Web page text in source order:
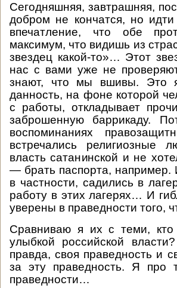
Сегодняшняя, завтрашняя,
добром не кончатся, но
впечатление, что обе
максимум, что видишь из
звездец какой-то»… Этот
нас с вами уже не
знают, что мы вшивы. Это я
данность, на фоне которой
с работы, откладывает
заброшенную баррикаду.
воспоминаниях
встречались религиозные
власть сатанинской и не
— брать паспорта, например.
в частности, садились в
работу в этих лагерях… И
уверены в праведности того,
Сравниваю я их с теми, кто
улыбкой российской
правда, своя праведность и
за эту праведность. Я про
праведности…